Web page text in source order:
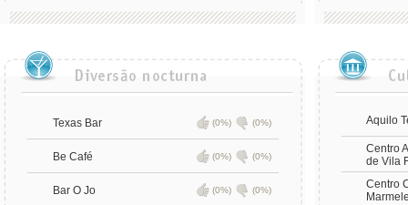
Texas Bar (0%) (0%)
Be Café (0%) (0%)
Bar O Jo (0%) (0%)
Aquilo
Centro
de Vila
Centro